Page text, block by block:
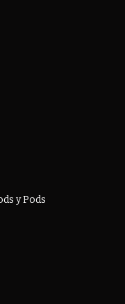
y Pods